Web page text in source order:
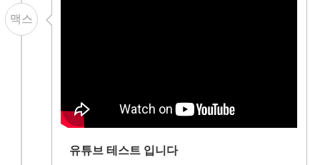
맥스
유튜브 테스트 입니다